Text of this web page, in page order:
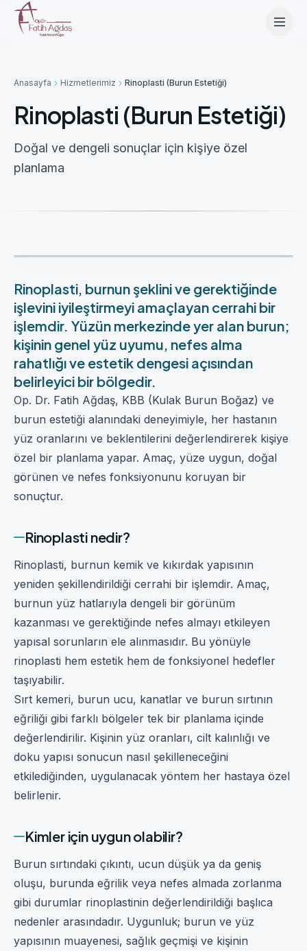
İçeriğe geç
Anasayfa Hizmetlerimiz Rinoplasti (Burun Estetiği)
Rinoplasti (Burun Estetiği)
Doğal ve dengeli sonuçlar için kişiye özel
planlama
Rinoplasti, burnun şeklini ve gerektiğinde
işlevini iyileştirmeyi amaçlayan cerrahi bir
işlemdir. Yüzün merkezinde yer alan burun;
kişinin genel yüz uyumu, nefes alma
rahatlığı ve estetik dengesi açısından
belirleyici bir bölgedir.
Op. Dr. Fatih Ağdaş, KBB (Kulak Burun Boğaz) ve
burun estetiği alanındaki deneyimiyle, her hastanın
yüz oranlarını ve beklentilerini değerlendirerek kişiye
özel bir planlama yapar. Amaç, yüze uygun, doğal
görünen ve nefes fonksiyonunu koruyan bir
sonuçtur.
Rinoplasti nedir?
Rinoplasti, burnun kemik ve kıkırdak yapısının
yeniden şekillendirildiği cerrahi bir işlemdir. Amaç,
burnun yüz hatlarıyla dengeli bir görünüm
kazanması ve gerektiğinde nefes almayı etkileyen
yapısal sorunların ele alınmasıdır. Bu yönüyle
rinoplasti hem estetik hem de fonksiyonel hedefler
taşıyabilir.
Sırt kemeri, burun ucu, kanatlar ve burun sırtının
eğriliği gibi farklı bölgeler tek bir planlama içinde
değerlendirilir. Kişinin yüz oranları, cilt kalınlığı ve
doku yapısı sonucun nasıl şekilleneceğini
etkilediğinden, uygulanacak yöntem her hastaya özel
belirlenir.
Kimler için uygun olabilir?
Burun sırtındaki çıkıntı, ucun düşük ya da geniş
oluşu, burunda eğrilik veya nefes almada zorlanma
gibi durumlar rinoplastinin değerlendirildiği başlıca
nedenler arasındadır. Uygunluk; burun ve yüz
yapısının muayenesi, sağlık geçmişi ve kişinin